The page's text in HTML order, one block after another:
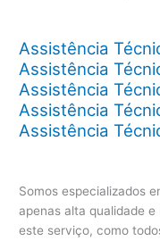
Assistência
Assistência
Assistência
Assistência
Assistência
Somos especializados
apenas alta qualidade
este serviço, como